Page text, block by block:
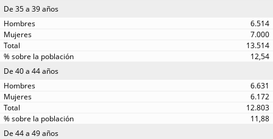
De 35 a 39 años
6.514
7.000
13.514
12,54
De 40 a 44 años
6.631
6.172
12.803
11,88
De 44 a 49 años